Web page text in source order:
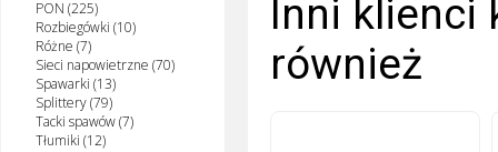
PON (225)
Rozbiegówki (10)
Różne (7)
Sieci napowietrzne (70)
Spawarki (13)
Splittery (79)
Tacki spawów (7)
Tłumiki (12)
Inni klienci
również